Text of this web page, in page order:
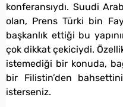
konferansıydı. Suudi
olan, Prens Türki bin
başkanlık ettiği bu
çok dikkat çekiciydi.
istemediği bir konuda,
bir Filistin’den
isterseniz.